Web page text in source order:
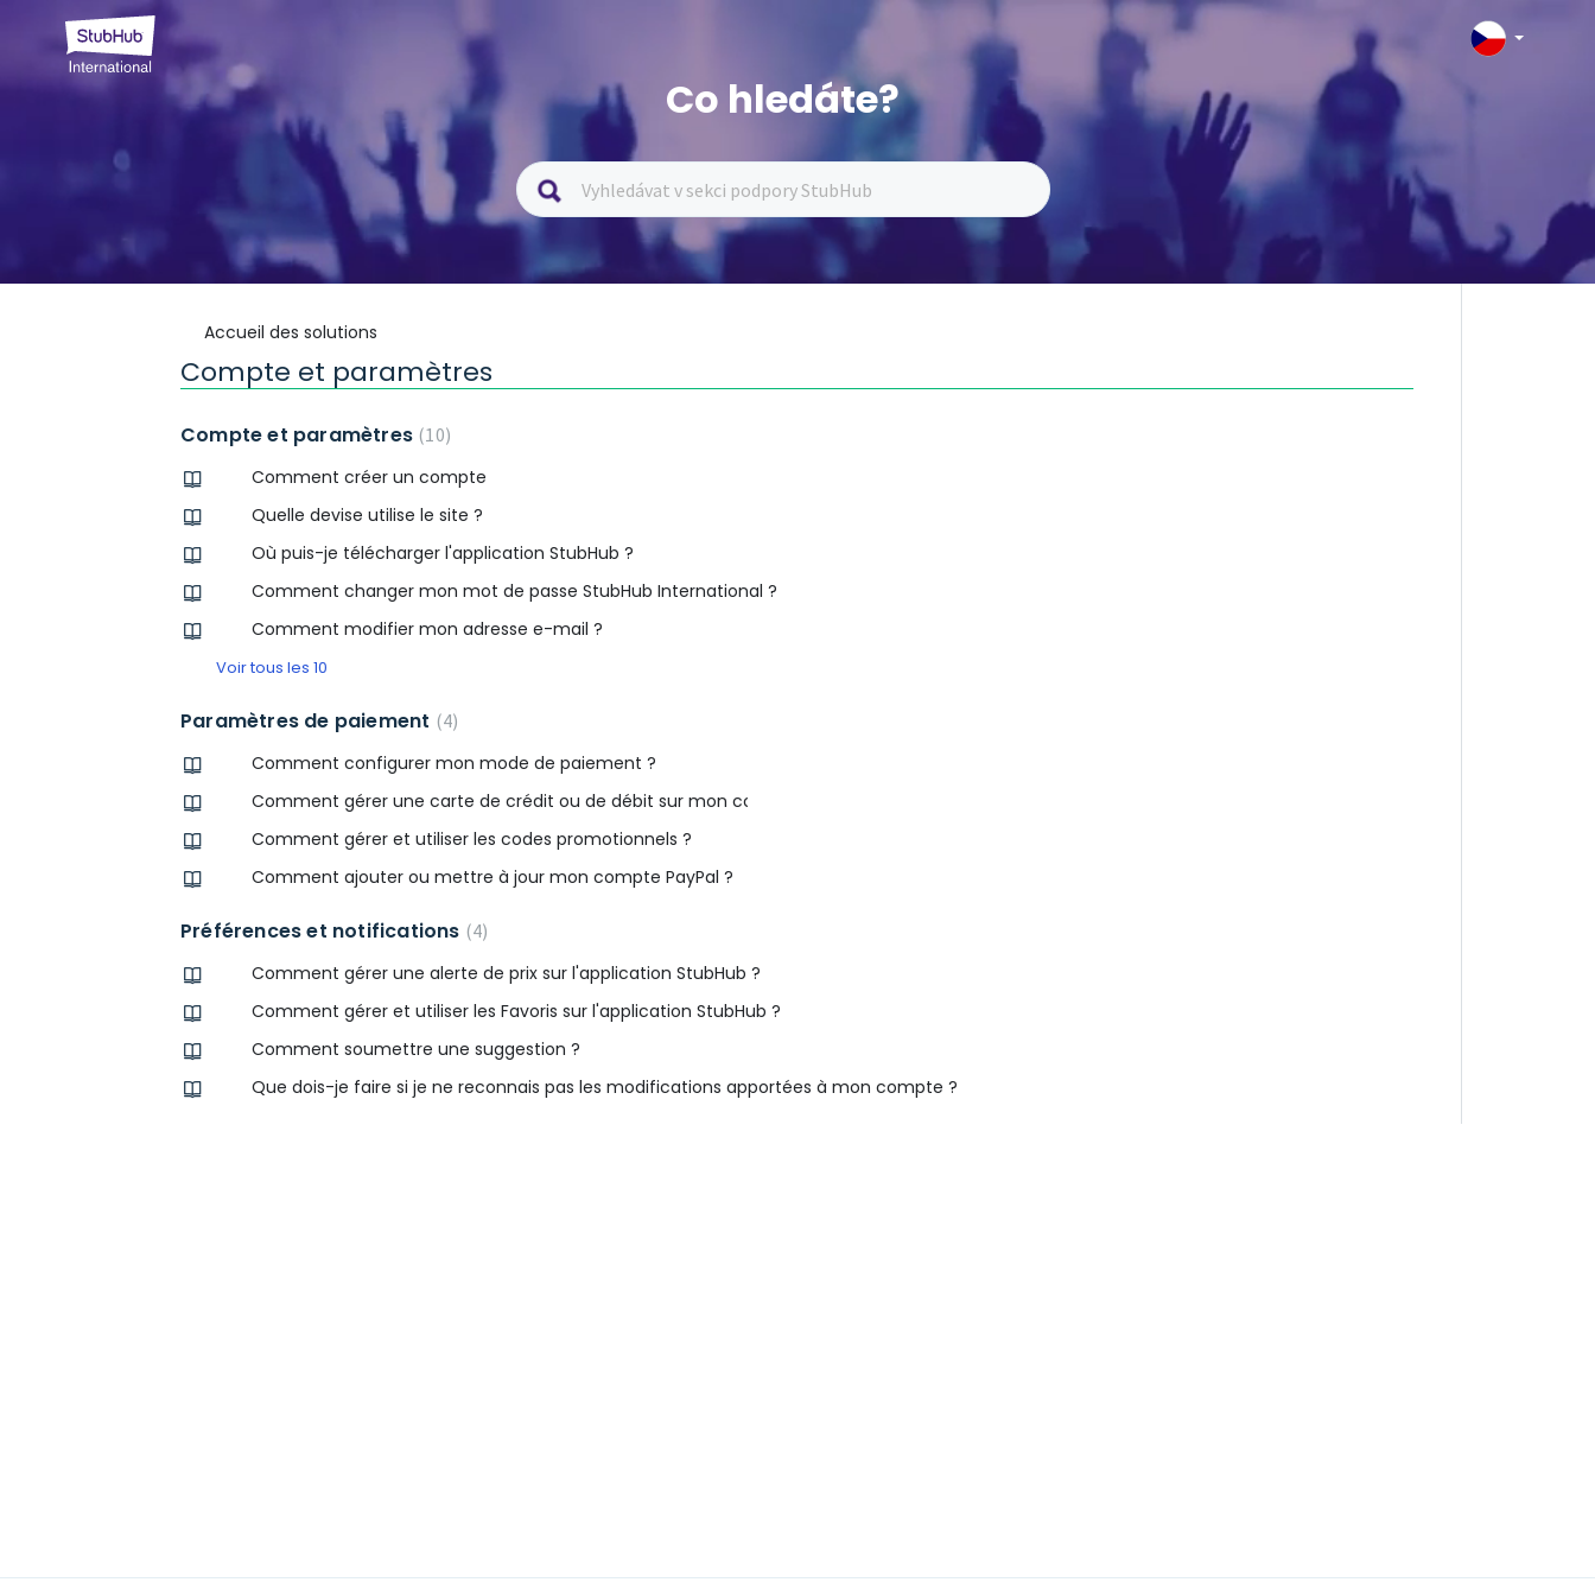
Co hledáte?
Accueil des solutions
Compte et paramètres
Compte et paramètres 10
Comment créer un compte
Quelle devise utilise le site ?
Où puis-je télécharger l'application StubHub ?
Comment changer mon mot de passe StubHub International ?
Comment modifier mon adresse e-mail ?
Voir tous les 10
Paramètres de paiement
4
Comment configurer mon mode de paiement ?
Comment gérer une carte de crédit ou de débit sur mon compte ?
Comment gérer et utiliser les codes promotionnels ?
Comment ajouter ou mettre à jour mon compte PayPal ?
Préférences et notifications 4
Comment gérer une alerte de prix sur l'application StubHub ?
Comment gérer et utiliser les Favoris sur l'application StubHub ?
Comment soumettre une suggestion ?
Que dois-je faire si je ne reconnais pas les modifications apportées à mon compte ?